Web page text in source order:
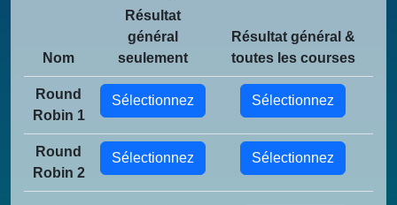
Nom
Résultat
général
seulement
Résultat général &
toutes les courses
Round
Robin 1
Sélectionnez Sélectionnez
Round
Robin 2
Sélectionnez Sélectionnez